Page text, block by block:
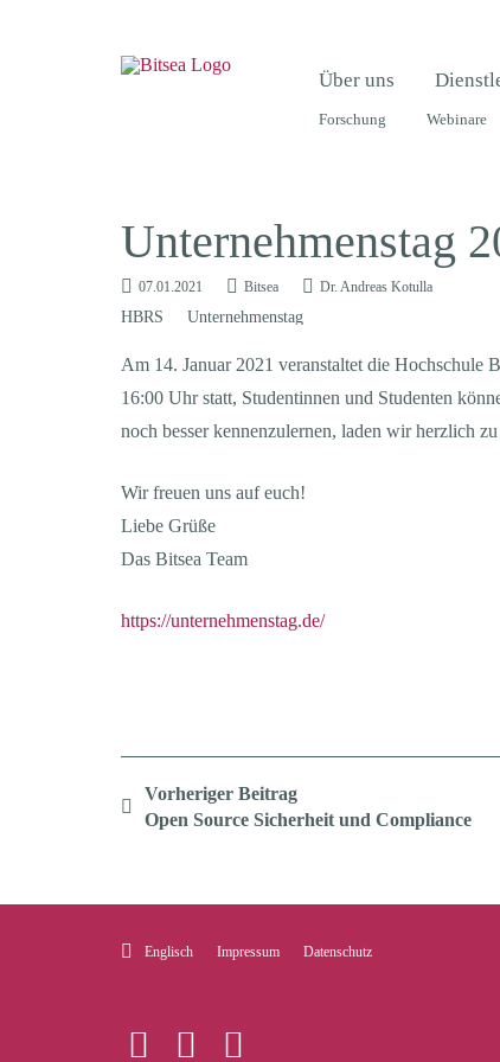
Über uns
Forschung Webinare
Unternehmenstag
07.01.2021 Bitsea Dr. Andreas Kotulla
HBRS Unternehmenstag
Am 14. Januar 2021 veranstaltet die
16:00 Uhr statt, Studentinnen und Studenten
noch besser kennenzulernen, laden wir herzlich
Wir freuen uns auf euch!
Liebe Grüße
Das Bitsea Team
https://unternehmenstag.de/
Vorheriger Beitrag
Open Source Sicherheit und Compliance
Datenschutz
Impressum
Englisch